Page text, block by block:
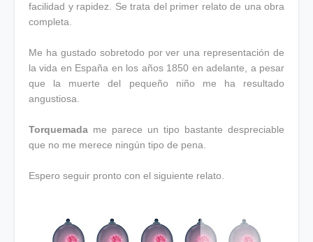
facilidad y rapidez. Se trata del primer relato de una obra
completa.
Me ha gustado sobretodo por ver una representación de
la vida en España en los años 1850 en adelante, a pesar
que la muerte del pequeño niño me ha resultado
angustiosa.
Torquemada me parece un tipo bastante despreciable
que no me merece ningún tipo de pena.
Espero seguir pronto con el siguiente relato.